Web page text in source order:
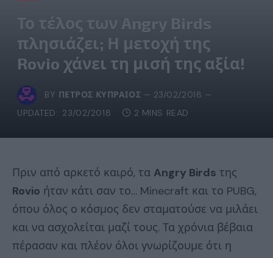
Το τέλος των Angry Birds
πλησιάζει; Η μετοχή της
Rovio χάνει τη μισή της αξία!
BY ΠΈΤΡΟΣ ΚΥΠΡΑΊΟΣ
23/02/2018
UPDATED: 23/02/2018 2 MINS READ
Πριν από αρκετό καιρό, τα Angry Birds της
Rovio ήταν κάτι σαν το… Minecraft και το PUBG,
όπου όλος ο κόσμος δεν σταματούσε να μιλάει
και να ασχολείται μαζί τους. Τα χρόνια βέβαια
πέρασαν και πλέον όλοι γνωρίζουμε ότι η